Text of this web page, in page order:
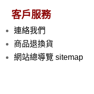
客戶服務
連絡我們
商品退換貨
網站總導覽 sitemap